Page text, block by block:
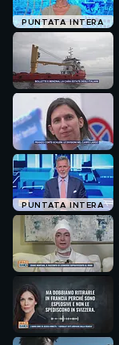
PUNTATA INTERA
PUNTATA INTERA